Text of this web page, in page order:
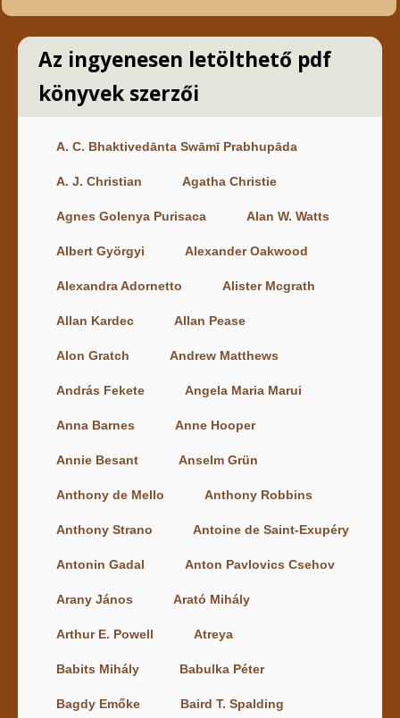
Az ingyenesen letölthető pdf
könyvek szerzői
A. C. Bhaktivedānta Swāmī Prabhupāda
A. J. Christian Agatha Christie
Agnes Golenya Purisaca Alan W. Watts
Albert Györgyi Alexander Oakwood
Alexandra Adornetto Alister Mcgrath
Allan Kardec Allan Pease
Alon Gratch Andrew Matthews
András Fekete Angela Maria Marui
Anna Barnes Anne Hooper
Annie Besant Anselm Grün
Anthony de Mello Anthony Robbins
Anthony Strano Antoine de Saint-Exupéry
Antonin Gadal Anton Pavlovics Csehov
Arany János Arató Mihály
Arthur E. Powell Atreya
Babits Mihály Babulka Péter
Bagdy Emőke Baird T. Spalding